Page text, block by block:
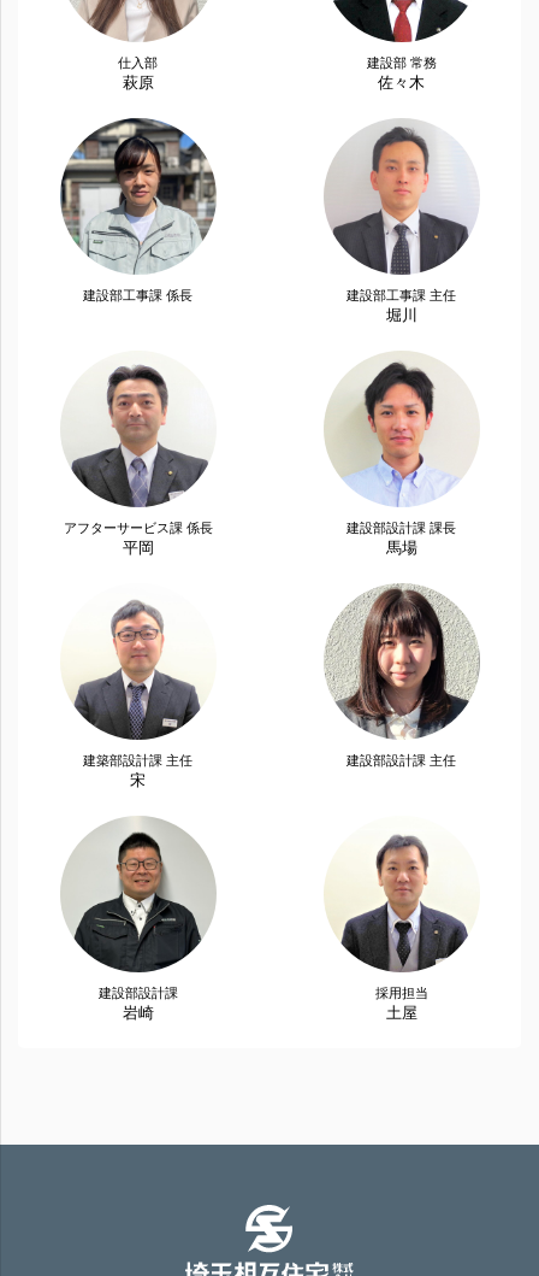
仕入部
萩原
建設部 常務
佐々木
建設部工事課 係長 建設部工事課 主任
堀川
アフターサービス課 係長
平岡
建設部設計課 課長
馬場
建築部設計課 主任
宋
建設部設計課 主任
建設部設計課
岩崎
採用担当
土屋